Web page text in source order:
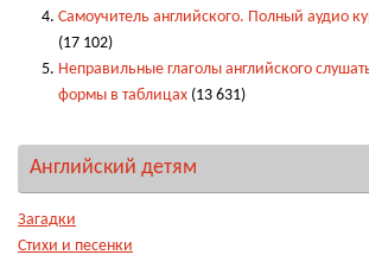
Самоучитель английского. Полный аудио
(17 102)
Неправильные глаголы английского
формы в таблицах (13 631)
Английский детям
Загадки
Стихи и песенки